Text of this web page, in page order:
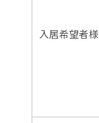
入居希望者様